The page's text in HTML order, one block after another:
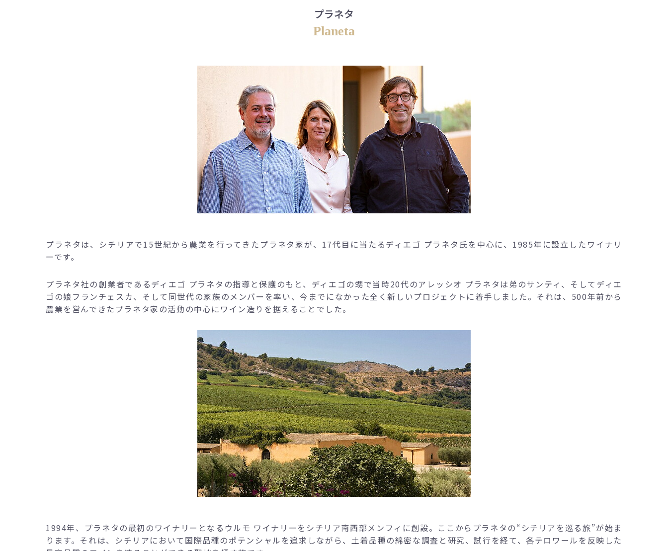
プラネタ
Planeta
プラネタは、シチリアで15世紀から農業を行ってきたプラネタ家が、17代目に当たるディエゴ プラネタ氏を中心に、1985年に設立したワイナリ
ーです。
プラネタ社の創業者であるディエゴ プラネタの指導と保護のもと、ディエゴの甥で当時20代のアレッシオ プラネタは弟のサンティ、そしてディエ
ゴの娘フランチェスカ、そして同世代の家族のメンバーを率い、今までになかった全く新しいプロジェクトに着手しました。それは、500年前から
農業を営んできたプラネタ家の活動の中心にワイン造りを据えることでした。
1994年、プラネタの最初のワイナリーとなるウルモ ワイナリーをシチリア南西部メンフィに創設。ここからプラネタの“シチリアを巡る旅”が始ま
ります。それは、シチリアにおいて国際品種のポテンシャルを追求しながら、土着品種の綿密な調査と研究、試行を経て、各テロワールを反映した